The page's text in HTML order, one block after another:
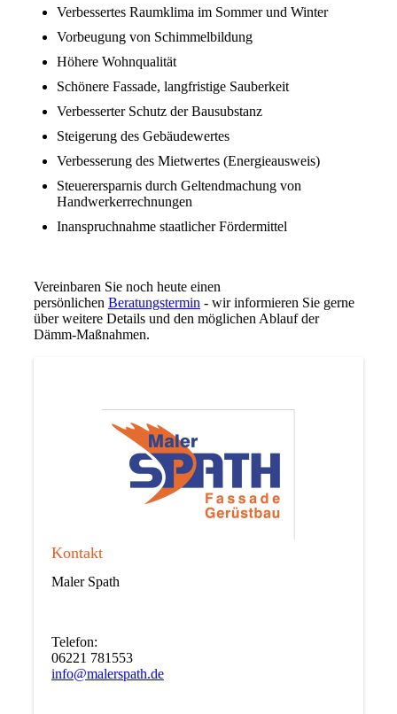
Verbessertes Raumklima im Sommer und Winter
Vorbeugung von Schimmelbildung
Höhere Wohnqualität
Schönere Fassade, langfristige Sauberkeit
Verbesserter Schutz der Bausubstanz
Steigerung des Gebäudewertes
Verbesserung des Mietwertes (Energieausweis)
Steuerersparnis durch Geltendmachung von
Handwerkerrechnungen
Inanspruchnahme staatlicher Fördermittel
Vereinbaren Sie noch heute einen
persönlichen Beratungstermin - wir informieren Sie gerne
über weitere Details und den möglichen Ablauf der
Dämm-Maßnahmen.
Kontakt
Maler Spath
Telefon:
06221 781553
info@malerspath.de